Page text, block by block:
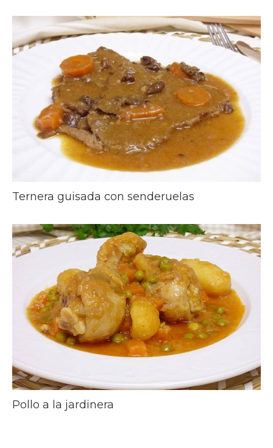
Ternera guisada con senderuelas
Pollo a la jardinera